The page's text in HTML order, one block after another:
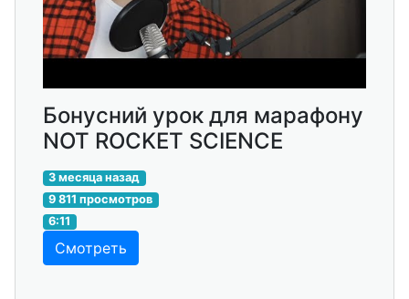
Бонусний урок для марафону
NOT ROCKET SCIENCE
3 месяца назад
9 811 просмотров
6:11
Смотреть